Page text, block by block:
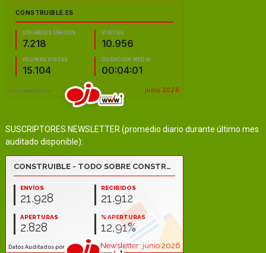
SUSCRIPTORES NEWSLETTER (promedio diario durante último mes
auditado disponible):